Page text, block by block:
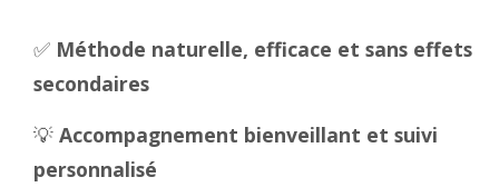
✅ Méthode naturelle, efficace et sans effets
secondaires
💡 Accompagnement bienveillant et suivi
personnalisé